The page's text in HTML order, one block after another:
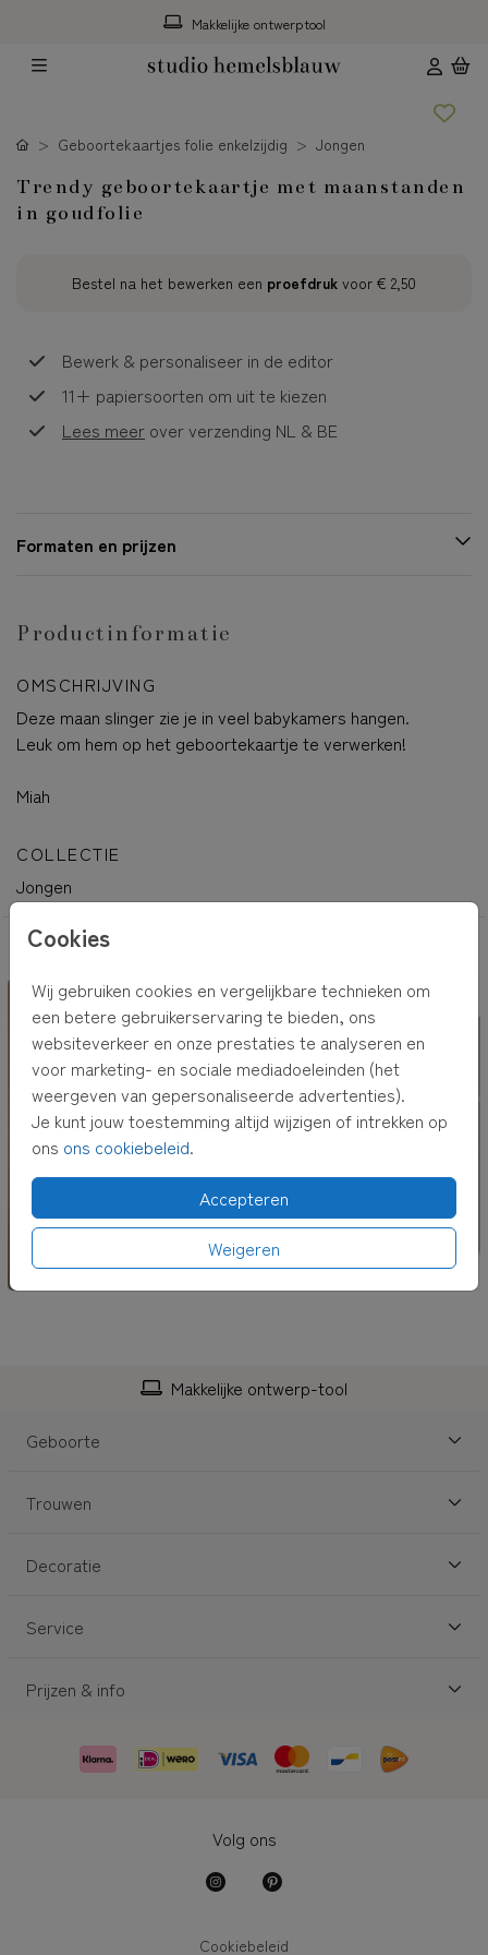
Makkelijke ontwerptool
Cookies
Wij gebruiken cookies en vergelijkbare technieken om
een betere gebruikerservaring te bieden, ons
websiteverkeer en onze prestaties te analyseren en
voor marketing- en sociale mediadoeleinden (het
weergeven van gepersonaliseerde advertenties).
Je kunt jouw toestemming altijd wijzigen of intrekken op
ons ons cookiebeleid.
Accepteren
Weigeren
Geboortekaartjes folie enkelzijdig Jongen
Trendy geboortekaartje met maanstanden
in goudfolie
Bestel na het bewerken een proefdruk voor € 2,50
Bewerk & personaliseer in de editor
11+ papiersoorten om uit te kiezen
Lees meer over verzending NL & BE
Formaten en prijzen
Productinformatie
OMSCHRIJVING
Deze maan slinger zie je in veel babykamers hangen.
Leuk om hem op het geboortekaartje te verwerken!
Miah
COLLECTIE
Jongen
OOK LEUK VOOR JOU
J - GEBOORTEKAARTJE
Makkelijke ontwerp-tool
Geboorte
Trouwen
Decoratie
Service
Prijzen & info
Volg ons
Cookiebeleid